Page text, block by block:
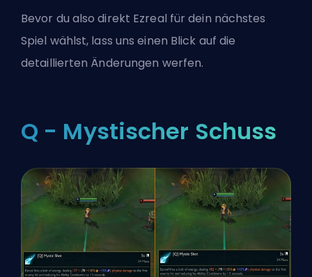
Bevor du also direkt Ezreal für dein nächstes
Spiel wählst, lass uns einen Blick auf die
detaillierten Änderungen werfen.
Q - Mystischer Schuss